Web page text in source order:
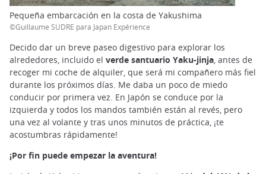
Pequeña embarcación en la costa de Yakushima
©Guillaume SUDRE para Japan Expérience
Decido dar un breve paseo digestivo para explorar los
alrededores, incluido el verde santuario Yaku-jinja , antes de
recoger mi coche de alquiler, que será mi compañero más fiel
durante los próximos días. Me daba un poco de miedo
conducir por primera vez. En Japón se conduce por la
izquierda y todos los mandos también están al revés, pero
una vez al volante y tras unos minutos de práctica, ¡te
acostumbras rápidamente!
¡Por fin puede empezar la aventura!